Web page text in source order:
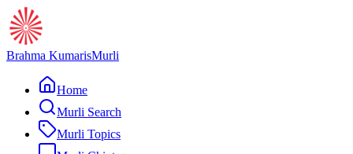
Brahma KumarisMurli
Home
Murli Search
Murli Topics